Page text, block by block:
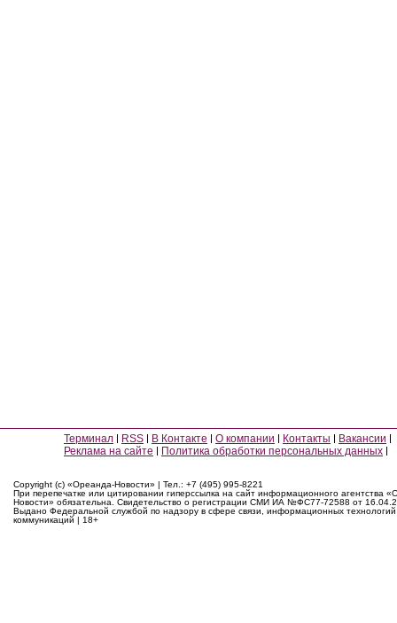
Терминал RSS В Контакте О компании Контакты
Вакансии
Реклама на сайте
Политика обработки персональных данных
Copyright (c) «Ореанда-Новости» | Тел.: +7 (495) 995-8221
При перепечатке или цитировании гиперссылка на сайт информационного агентства
Новости» обязательна. Свидетельство о регистрации СМИ ИА №ФС77-72588 от
Выдано Федеральной службой по надзору в сфере связи, информационных
коммуникаций | 18+